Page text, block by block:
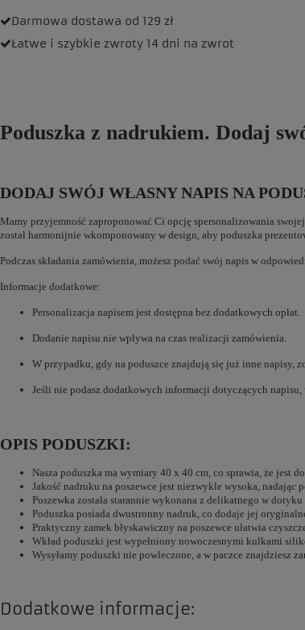
Darmowa dostawa od 129 zł
Łatwe i szybkie zwroty 14 dni na zwrot
Poduszka z nadrukiem. Dodaj
DODAJ SWÓJ WŁASNY NAPIS NA
Mamy przyjemność zaproponować Ci opcję spersonalizowania
został harmonijnie wkomponowany w design, aby poduszka
Podczas składania zamówienia, możesz podać swój napis w
Informacje dodatkowe:
Personalizacja napisem jest dostępna bez dodatkowych opłat.
Dodanie napisu nie wpływa na czas realizacji zamówienia.
W przypadku, gdy na poduszce znajdują się już inne napisy,
Jeśli nie podasz dodatkowych informacji dotyczących
OPIS PODUSZKI:
Nasza poduszka ma wymiary 40 x 40 cm, co sprawia, że jest
Jakość nadruku na poszewce jest niezwykle wysoka,
Poszewka została starannie wykonana z delikatnego w
Poduszka posiada dwustronny nadruk, co dodaje jej
Praktyczny zamek błyskawiczny na poszewce ułatwia
Wkład poduszki jest wypełniony nowoczesnymi kulkami
Wysyłamy poduszki nie powleczone, a w paczce znajdziesz
Dodatkowe informacje: